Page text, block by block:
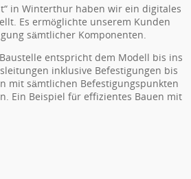
in Winterthur haben wir ein digitales
Es ermöglichte unserem Kunden
sämtlicher Komponenten.
entspricht dem Modell bis ins
inklusive Befestigungen bis
mit sämtlichen Befestigungspunkten
Ein Beispiel für effizientes Bauen mit